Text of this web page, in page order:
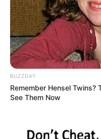
BUZZDAY
Remember Hensel Twins?
See Them Now